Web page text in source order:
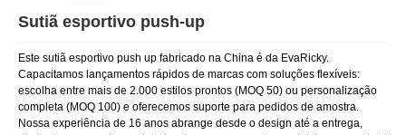
Sutiã esportivo push-up
Este sutiã esportivo push up fabricado na China é da EvaRicky.
Capacitamos lançamentos rápidos de marcas com soluções flexíveis:
escolha entre mais de 2.000 estilos prontos (MOQ 50) ou personalização
completa (MOQ 100) e oferecemos suporte para pedidos de amostra.
Nossa experiência de 16 anos abrange desde o design até a entrega,